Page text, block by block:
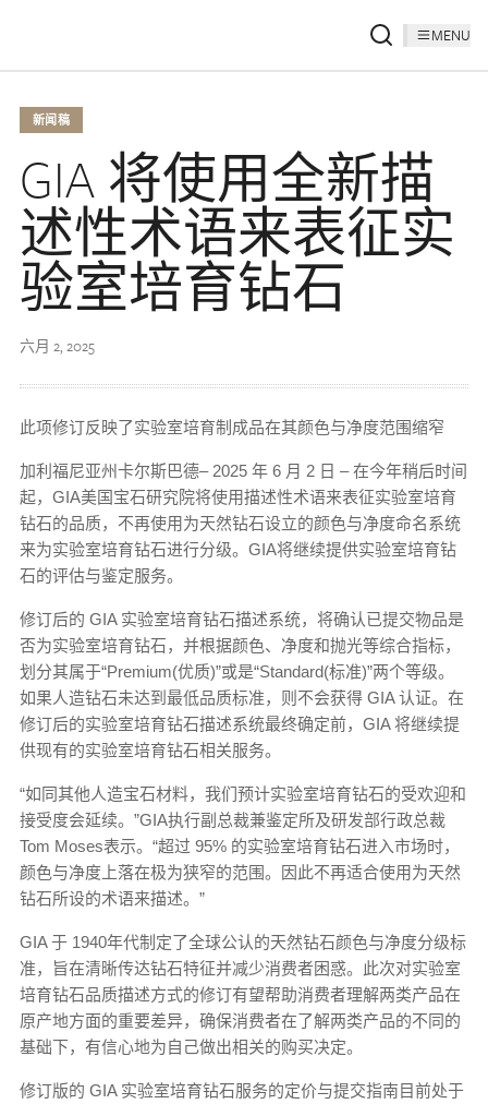
MENU
新闻稿
GIA 将使用全新描
述性术语来表征实
验室培育钻石
六月 2, 2025
此项修订反映了实验室培育制成品在其颜色与净度范围缩窄
加利福尼亚州卡尔斯巴德– 2025 年 6 月 2 日 – 在今年稍后时间
起，GIA美国宝石研究院将使用描述性术语来表征实验室培育
钻石的品质，不再使用为天然钻石设立的颜色与净度命名系统
来为实验室培育钻石进行分级。GIA将继续提供实验室培育钻
石的评估与鉴定服务。
修订后的 GIA 实验室培育钻石描述系统，将确认已提交物品是
否为实验室培育钻石，并根据颜色、净度和抛光等综合指标，
划分其属于“Premium(优质)”或是“Standard(标准)”两个等级。
如果人造钻石未达到最低品质标准，则不会获得 GIA 认证。在
修订后的实验室培育钻石描述系统最终确定前，GIA 将继续提
供现有的实验室培育钻石相关服务。
“如同其他人造宝石材料，我们预计实验室培育钻石的受欢迎和
接受度会延续。”GIA执行副总裁兼鉴定所及研发部行政总裁
Tom Moses表示。“超过 95% 的实验室培育钻石进入市场时，
颜色与净度上落在极为狭窄的范围。因此不再适合使用为天然
钻石所设的术语来描述。”
GIA 于 1940年代制定了全球公认的天然钻石颜色与净度分级标
准，旨在清晰传达钻石特征并减少消费者困惑。此次对实验室
培育钻石品质描述方式的修订有望帮助消费者理解两类产品在
原产地方面的重要差异，确保消费者在了解两类产品的不同的
基础下，有信心地为自己做出相关的购买决定。
修订版的 GIA 实验室培育钻石服务的定价与提交指南目前处于